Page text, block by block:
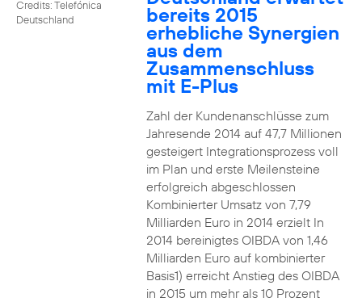
Credits: Telefónica
Deutschland
bereits 2015
erhebliche Synergien
aus dem
Zusammenschluss
mit E-Plus
Zahl der Kundenanschlüsse zum
Jahresende 2014 auf 47,7 Millionen
gesteigert Integrationsprozess voll
im Plan und erste Meilensteine
erfolgreich abgeschlossen
Kombinierter Umsatz von 7,79
Milliarden Euro in 2014 erzielt In
2014 bereinigtes OIBDA von 1,46
Milliarden Euro auf kombinierter
Basis1) erreicht Anstieg des OIBDA
in 2015 um mehr als 10 Prozent